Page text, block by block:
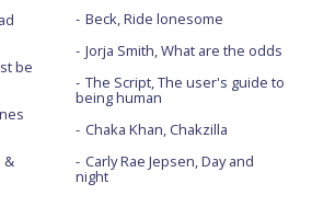
be
&
Beck, Ride lonesome
Jorja Smith, What are the odds
The Script, The user's guide to
being human
Chaka Khan, Chakzilla
Carly Rae Jepsen, Day and
night